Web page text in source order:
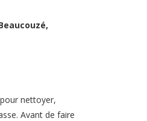
nettoyer,
Avant de faire